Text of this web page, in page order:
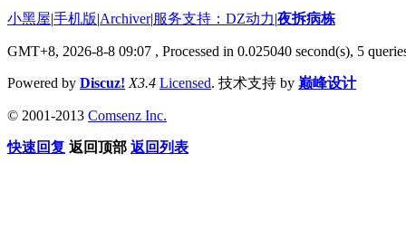
小黑屋|手机版|Archiver|服务支持：DZ动力|夜拆病栋
GMT+8, 2026-8-8 09:07 , Processed in 0.025040 second(s), 5
Powered by Discuz! X3.4 Licensed. 技术支持 by 巅峰设计
© 2001-2013 Comsenz Inc.
快速回复 返回顶部 返回列表